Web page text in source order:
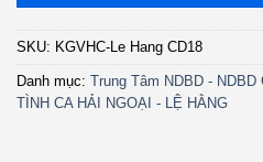
SKU: KGVHC-Le Hang CD18
Danh mục: Trung Tâm NDBD -
TÌNH CA HẢI NGOẠI - LỆ HẰNG